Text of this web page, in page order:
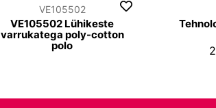
VE105502
VE105502 Lühikeste
varrukatega poly-cotton
polo